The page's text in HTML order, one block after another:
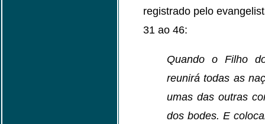
registrado pelo
31 ao 46:
Quando o Filho
reunirá todas as
umas das outras
dos bodes. E